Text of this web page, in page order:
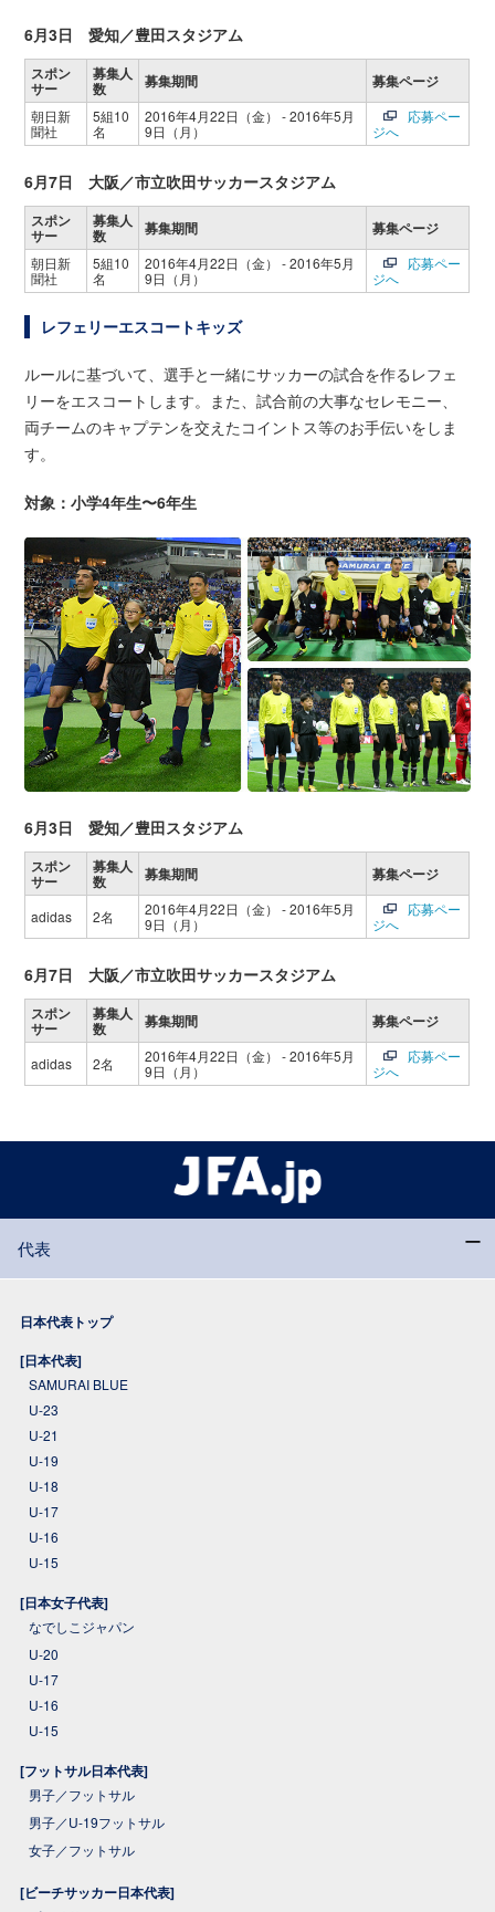
6月3日 愛知／豊田スタジアム
スポン
サー
募集人
数 募集期間 募集ページ
朝日新
聞社
5組10
名
2016年4月22日（金） - 2016年5月
9日（月）
応募ペー
ジへ
6月7日 大阪／市立吹田サッカースタジアム
スポン
サー
募集人
数 募集期間 募集ページ
朝日新
聞社
5組10
名
2016年4月22日（金） - 2016年5月
9日（月）
応募ペー
ジへ
レフェリーエスコートキッズ
ルールに基づいて、選手と一緒にサッカーの試合を作るレフェ
リーをエスコートします。また、試合前の大事なセレモニー、
両チームのキャプテンを交えたコイントス等のお手伝いをしま
す。
対象：小学4年生〜6年生
6月3日 愛知／豊田スタジアム
スポン
サー
募集人
数 募集期間 募集ページ
adidas 2名
2016年4月22日（金） - 2016年5月
9日（月）
応募ペー
ジへ
6月7日 大阪／市立吹田サッカースタジアム
スポン
サー
募集人
数 募集期間 募集ページ
adidas 2名
2016年4月22日（金） - 2016年5月
9日（月）
応募ペー
ジへ
代表
日本代表トップ
[日本代表]
SAMURAI BLUE
U-23
U-21
U-19
U-18
U-17
U-16
U-15
[日本女子代表]
なでしこジャパン
U-20
U-17
U-16
U-15
[フットサル日本代表]
男子／フットサル
男子／U-19フットサル
女子／フットサル
[ビーチサッカー日本代表]